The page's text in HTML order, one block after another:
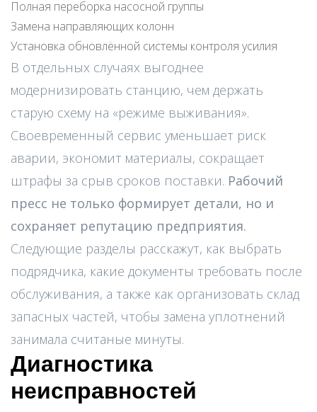
Полная переборка насосной группы
Замена направляющих колонн
Установка обновлённой системы контроля усилия
В отдельных случаях выгоднее
модернизировать станцию, чем держать
старую схему на «режиме выживания».
Своевременный сервис уменьшает риск
аварии, экономит материалы, сокращает
штрафы за срыв сроков поставки. Рабочий
пресс не только формирует детали, но и
сохраняет репутацию предприятия.
Следующие разделы расскажут, как выбрать
подрядчика, какие документы требовать после
обслуживания, а также как организовать склад
запасных частей, чтобы замена уплотнений
занимала считаные минуты.
Диагностика
неисправностей